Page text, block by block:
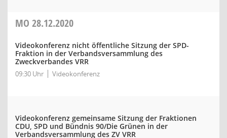
MO 28.12.2020
Videokonferenz nicht öffentliche Sitzung der SPD-
Fraktion in der Verbandsversammlung des
Zweckverbandes VRR
09:30 Uhr Videokonferenz
Videokonferenz gemeinsame Sitzung der Fraktionen
CDU, SPD und Bündnis 90/Die Grünen in der
Verbandsversammlung des ZV VRR